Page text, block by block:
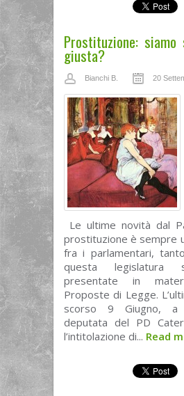
Prostituzione:
giusta?
Bianchi B. 20
Le ultime novità dal
prostituzione è sempre
fra i parlamentari,
questa legislatura
presentate in
Proposte di Legge.
scorso 9 Giugno, a
deputata del PD
l’intitolazione di... Read